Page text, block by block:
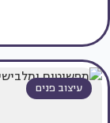
עיצוב פנים